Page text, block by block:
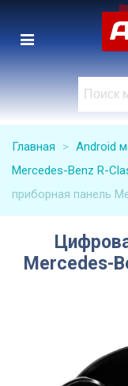
Главная > Android
Mercedes-Benz R-
приборная панель
Mercedes-